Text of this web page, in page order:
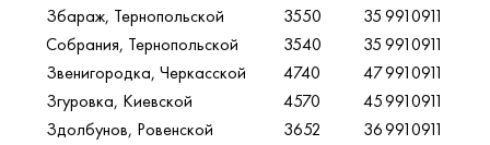
Збараж, Тернопольской
3550 359910911
Собрания, Тернопольской
3540 359910911
Звенигородка, Черкасской
4740 479910911
Згуровка, Киевской
4570 459910911
Здолбунов, Ровенской
3652 369910911